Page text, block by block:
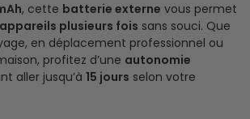
, cette batterie externe vous permet
appareils plusieurs fois sans souci. Que
en déplacement professionnel ou
profitez d’une autonomie
aller jusqu’à 15 jours selon votre